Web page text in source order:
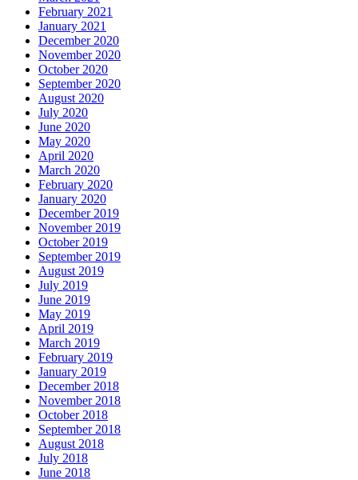
February 2021
January 2021
December 2020
November 2020
October 2020
September 2020
August 2020
July 2020
June 2020
May 2020
April 2020
March 2020
February 2020
January 2020
December 2019
November 2019
October 2019
September 2019
August 2019
July 2019
June 2019
May 2019
April 2019
March 2019
February 2019
January 2019
December 2018
November 2018
October 2018
September 2018
August 2018
July 2018
June 2018